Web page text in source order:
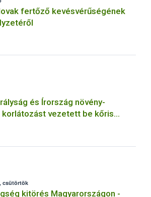
fertőző kevésvérűségének
és Írország növény-
korlátozást vezetett be kőris
fraxinea nevű
megakadályozására
csütörtök
kitörés Magyarországon -